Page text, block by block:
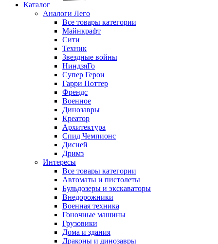
Каталог
Аналоги Лего
Все товары категории
Майнкрафт
Сити
Техник
Звездные войны
НиндзяГо
Супер Герои
Гарри Поттер
Френдс
Военное
Динозавры
Креатор
Архитектура
Спид Чемпионс
Дисней
Дримз
Интересы
Все товары категории
Автоматы и пистолеты
Бульдозеры и экскаваторы
Внедорожники
Военная техника
Гоночные машины
Грузовики
Дома и здания
Драконы и динозавры